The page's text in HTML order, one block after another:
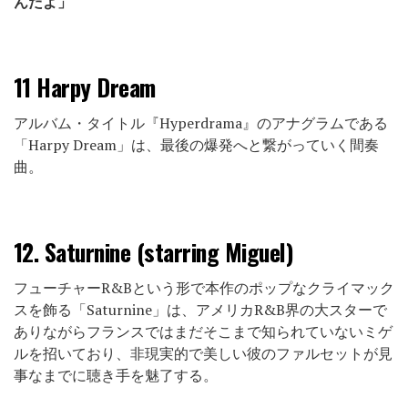
11 Harpy Dream
アルバム・タイトル『Hyperdrama』のアナグラムである
「Harpy Dream」は、最後の爆発へと繋がっていく間奏
曲。
12.Saturnine (starring Miguel)
フューチャーR&Bという形で本作のポップなクライマック
スを飾る「Saturnine」は、アメリカR&B界の大スターで
ありながらフランスではまだそこまで知られていないミゲ
ルを招いており、非現実的で美しい彼のファルセットが見
事なまでに聴き手を魅了する。